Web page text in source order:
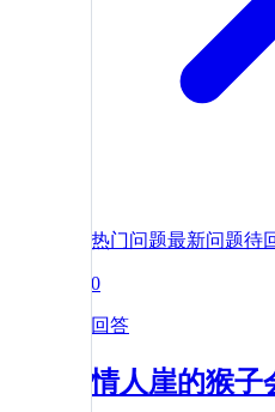
热门问题最新问题待
0
回答
情人崖的猴子